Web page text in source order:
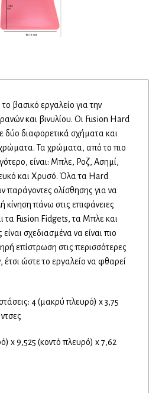
βασικό εργαλείο για την
και βινυλίου. Οι Fusion Hard
δύο διαφορετικά σχήματα και
Τα χρώματα, από το πιο
είναι: Μπλε, Ροζ, Ασημί,
και Χρυσό. Όλα τα Hard
παράγοντες ολίσθησης για να
κίνηση πάνω στις επιφάνειες
τα Fusion Fidgets, τα Μπλε και
σχεδιασμένα να είναι πιο
επίστρωση στις περισσότερες
έτσι ώστε το εργαλείο να φθαρεί
4 (μακρύ πλευρό) x 3,75
x 9,525 (κοντό πλευρό) x 7,62